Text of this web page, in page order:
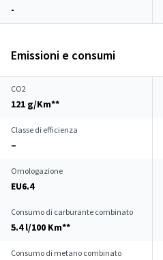
-
Emissioni e consumi
CO2
121 g/Km**
Classe di efficienza
–
Omologazione
EU6.4
Consumo di carburante combinato
5.4 l/100 Km**
Consumo di metano combinato